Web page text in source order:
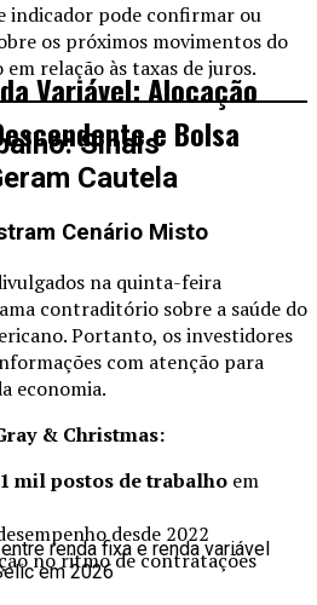
indicador pode confirmar ou
os próximos movimentos do
relação às taxas de juros.
Sinais
Cautela
Cenário Misto
na quinta-feira
contraditório sobre a saúde do
Portanto, os investidores
com atenção para
economia.
& Christmas:
mil postos de trabalho em
desde 2022
no ritmo de contratações
Variável: Alocação
e Bolsa